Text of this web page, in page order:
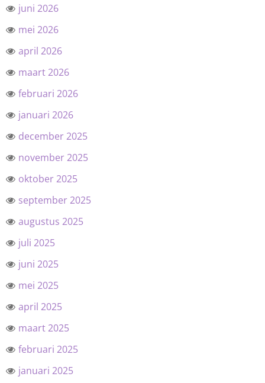
juni 2026
mei 2026
april 2026
maart 2026
februari 2026
januari 2026
december 2025
november 2025
oktober 2025
september 2025
augustus 2025
juli 2025
juni 2025
mei 2025
april 2025
maart 2025
februari 2025
januari 2025